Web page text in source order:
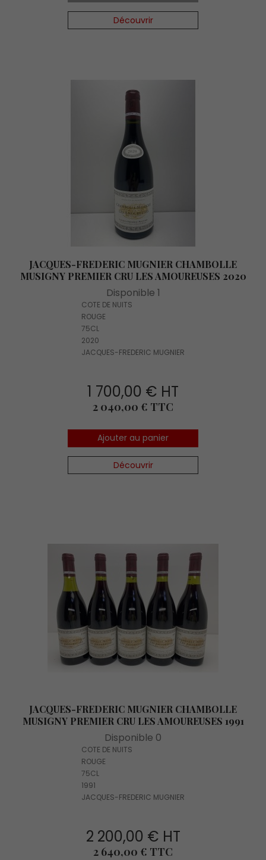
Découvrir
JACQUES-FREDERIC MUGNIER CHAMBOLLE
MUSIGNY PREMIER CRU LES AMOUREUSES 2020
Disponible 1
COTE DE NUITS
ROUGE
75CL
2020
JACQUES-FREDERIC MUGNIER
1 700,00 € HT
Prix
2 040,00 € TTC
Ajouter au panier
Découvrir
JACQUES-FREDERIC MUGNIER CHAMBOLLE
MUSIGNY PREMIER CRU LES AMOUREUSES 1991
Disponible 0
COTE DE NUITS
ROUGE
75CL
1991
JACQUES-FREDERIC MUGNIER
2 200,00 € HT
Prix
2 640,00 € TTC